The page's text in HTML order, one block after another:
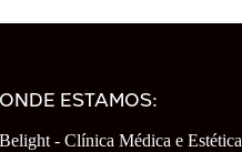
ONDE ESTAMOS:
Belight - Clínica Médica e Estética